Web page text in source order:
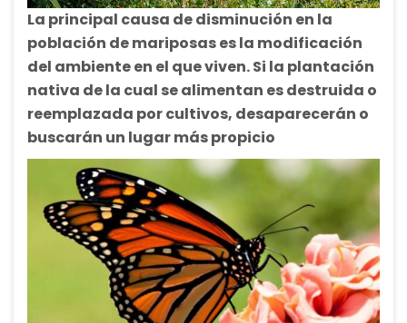
La principal causa de disminución en la
población de mariposas es la modificación
del ambiente en el que viven. Si la plantación
nativa de la cual se alimentan es destruida o
reemplazada por cultivos, desaparecerán o
buscarán un lugar más propicio